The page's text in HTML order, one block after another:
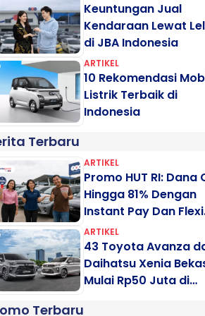
Keuntungan Jual
Kendaraan Lewat
di JBA Indonesia
ARTIKEL
10 Rekomendasi
Listrik Terbaik di
Indonesia
Terbaru
ARTIKEL
Promo HUT RI: Dana
Hingga 81% Dengan
Instant Pay Dan Flexi
Pay Motogadai
ARTIKEL
43 Toyota Avanza
Daihatsu Xenia
Mulai Rp50 Juta di
Terbaru